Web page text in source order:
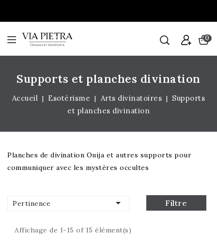
0
Supports et planches divination
Accueil Esotérisme Arts divinatoires
Supports
et planches divination
Planches de divination Ouija et autres supports pour
communiquer avec les mystères occultes
Pertinence  Filtre
Affichage de 1-15 of 15 élément(s)